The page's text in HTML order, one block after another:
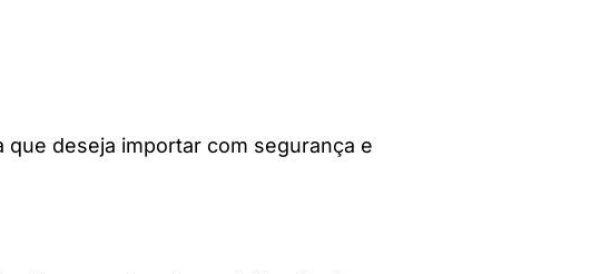
deseja importar com segurança e